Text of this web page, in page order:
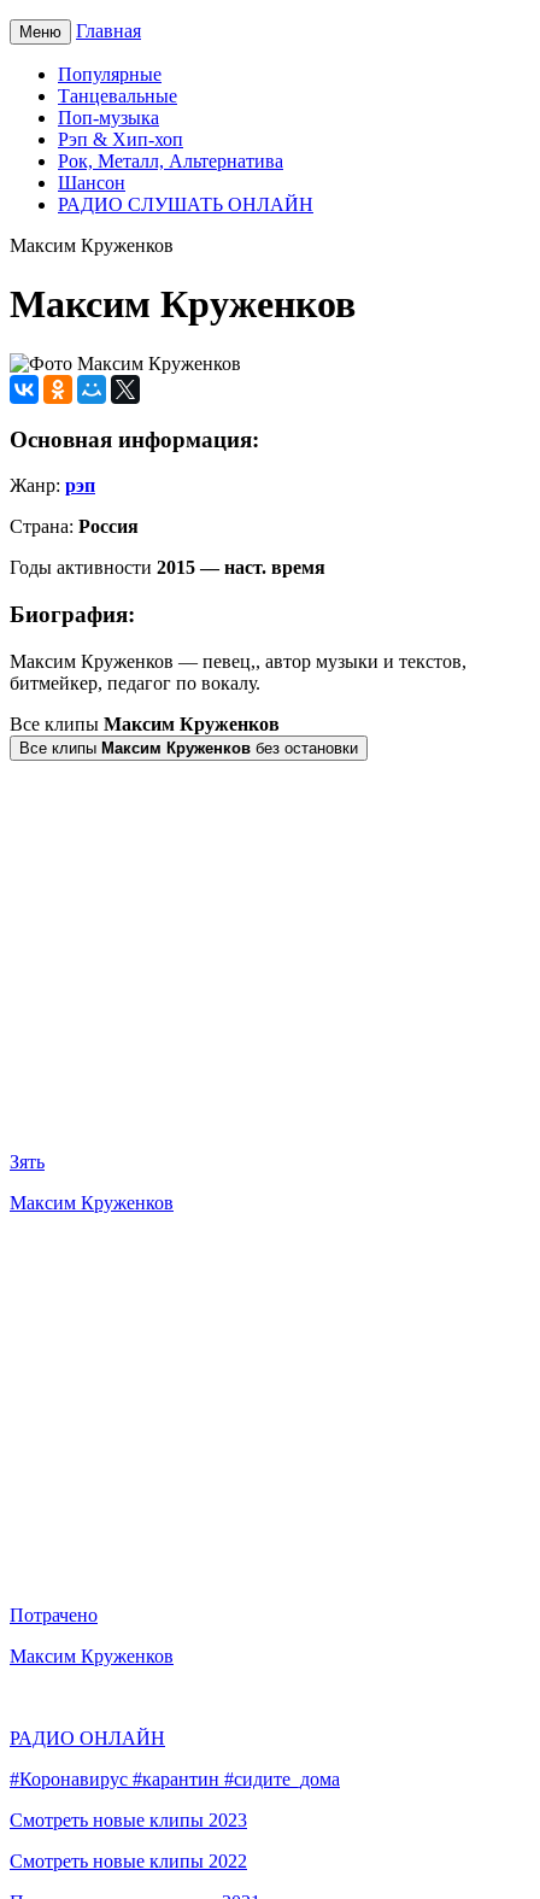
Меню Главная
Популярные
Танцевальные
Поп-музыка
Рэп & Хип-хоп
Рок, Металл, Альтернатива
Шансон
РАДИО СЛУШАТЬ ОНЛАЙН
Максим Круженков
Максим Круженков
Основная информация:
Жанр: рэп
Страна: Россия
Годы активности 2015 — наст. время
Биография:
Максим Круженков — певец,, автор музыки и текстов,
битмейкер, педагог по вокалу.
Все клипы Максим Круженков
Все клипы Максим Круженков без остановки
Зять
Максим Круженков
Потрачено
Максим Круженков
РАДИО ОНЛАЙН
#Коронавирус #карантин #сидите_дома
Смотреть новые клипы 2023
Смотреть новые клипы 2022